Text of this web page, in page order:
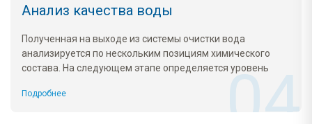
автоматизирована, определяется корректность работы
Анализ качества воды
Полученная на выходе из системы очистки вода
анализируется по нескольким позициям химического
состава. На следующем этапе определяется уровень
общей жесткости, pH-баланс, содержание в пробном
образце железа, марганца, сероводорода и других
опасных для здоровья человека компонентов.
Подробнее